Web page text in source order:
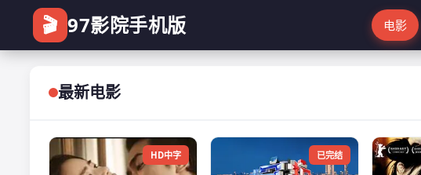
🎬 97影院手机版 电影
最新电影
HD中字 已完结